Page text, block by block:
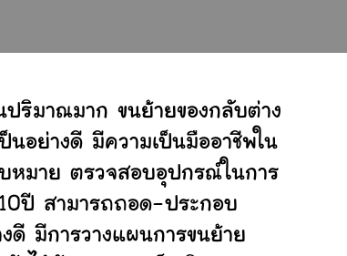
ริมาณมาก ขนย้ายของกลับต่าง
นอย่างดี มีความเป็นมืออาชีพใน
หมาย ตรวจสอบอุปกรณ์ในการ
ปี สามารถถอด-ประกอบ
ดี มีการวางแผนการขนย้าย